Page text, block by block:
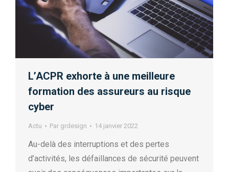
L’ACPR exhorte à une meilleure
formation des assureurs au risque
cyber
Actu Par grdesign 14 janvier 2022
Au-delà des interruptions et des pertes
d’activités, les défaillances de sécurité peuvent